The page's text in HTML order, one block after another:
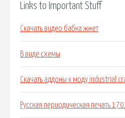
Links to Important Stuff
Скачать видео бабка жжет
В виде схемы
Скачать аддоны к моду industrial
Русская периодическая печать